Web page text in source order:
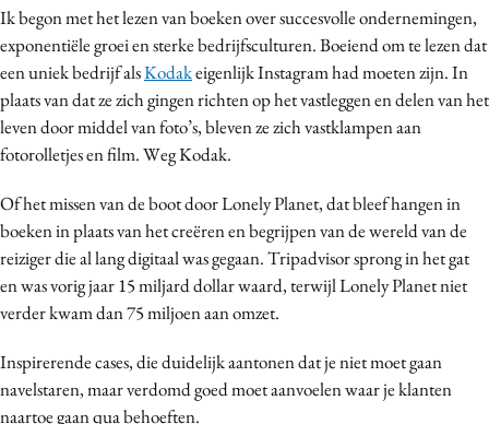
Ik begon met het lezen van boeken over succesvolle ondernemingen,
exponentiële groei en sterke bedrijfsculturen. Boeiend om te lezen dat
een uniek bedrijf alsKodakeigenlijk Instagram had moeten zijn. In
plaats van dat ze zich gingen richten op het vastleggen en delen van het
leven door middel van foto’s, bleven ze zich vastklampen aan
fotorolletjes en film. Weg Kodak.
Of het missen van de boot door Lonely Planet, dat bleef hangen in
boeken in plaats van het creëren en begrijpen van de wereld van de
reiziger die al lang digitaal was gegaan. Tripadvisor sprong in het gat
en was vorig jaar 15 miljard dollar waard, terwijl Lonely Planet niet
verder kwam dan 75 miljoen aan omzet.
Inspirerende cases, die duidelijk aantonen dat je niet moet gaan
navelstaren, maar verdomd goed moet aanvoelen waar je klanten
naartoe gaan qua behoeften.